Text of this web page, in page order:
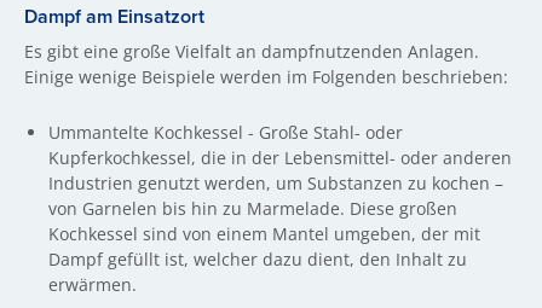
Dampf am Einsatzort
Es gibt eine große Vielfalt an dampfnutzenden Anlagen.
Einige wenige Beispiele werden im Folgenden beschrieben:
Ummantelte Kochkessel - Große Stahl- oder
Kupferkochkessel, die in der Lebensmittel- oder anderen
Industrien genutzt werden, um Substanzen zu kochen –
von Garnelen bis hin zu Marmelade. Diese großen
Kochkessel sind von einem Mantel umgeben, der mit
Dampf gefüllt ist, welcher dazu dient, den Inhalt zu
erwärmen.